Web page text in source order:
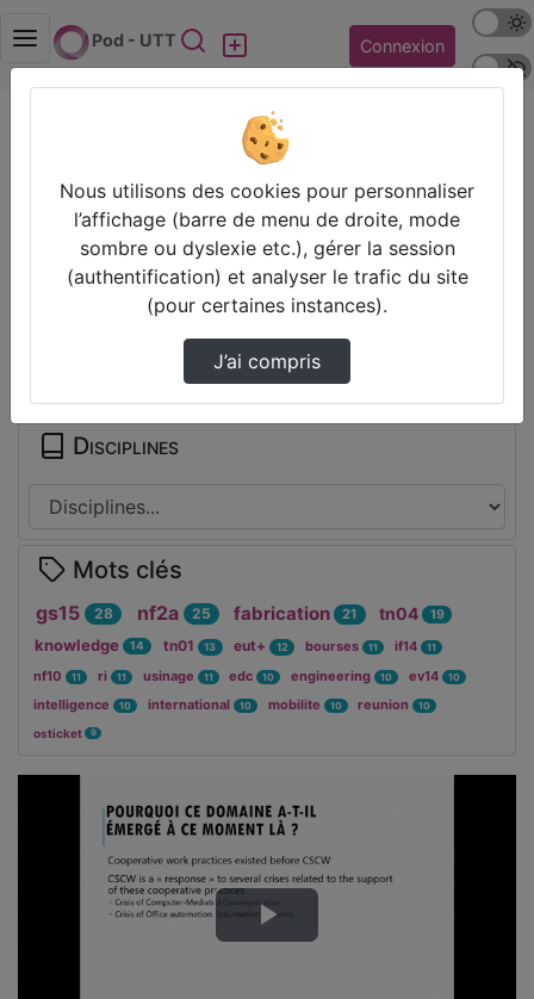
Pod - UTT Rechercher Connexion
Mode
Police
ISIC04module2.1ML.mp4
Lire
Prendre des notes
Il n’y a pas de note disponible pour vous pour cette vidéo.
Connectez-vous pour en créer une nouvelle.
Partager
Disciplines
Mots clés
gs15 28 nf2a 25 fabrication 21 tn04 19
knowledge 14 tn01 13 eut+ 12 bourses 11 if14 11
nf10 11 ri 11 usinage 11 edc 10 engineering 10 ev14 10
intelligence 10 international 10 mobilite 10 reunion 10
osticket 9
Nous utilisons des cookies pour personnaliser
l’affichage (barre de menu de droite, mode
sombre ou dyslexie etc.), gérer la session
(authentification) et analyser le trafic du site
(pour certaines instances).
J’ai compris